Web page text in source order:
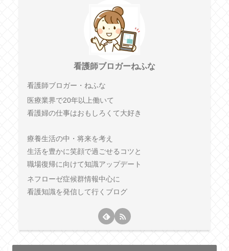
看護師ブロガーねふな
看護師ブロガー・ねふな
医療業界で20年以上働いて
看護婦の仕事はおもしろくて大好き
療養生活の中・将来を考え
生活を豊かに笑顔で過ごせるコツと
職場復帰に向けて知識アップデート
ネフローゼ症候群情報中心に
看護知識を発信して行くブログ